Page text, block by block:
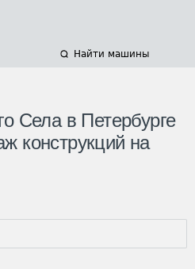
Найти машины
Села в Петербурге
конструкций на